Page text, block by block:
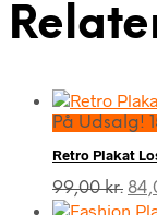
På Udsalg!
Retro Plakat
99,00kr.